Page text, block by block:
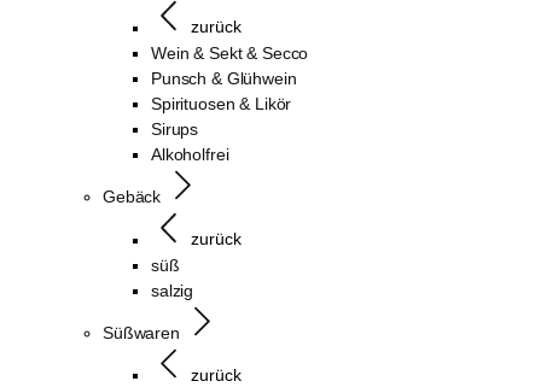
zurück
Wein & Sekt & Secco
Punsch & Glühwein
Spirituosen & Likör
Sirups
Alkoholfrei
Gebäck
zurück
süß
salzig
Süßwaren
zurück